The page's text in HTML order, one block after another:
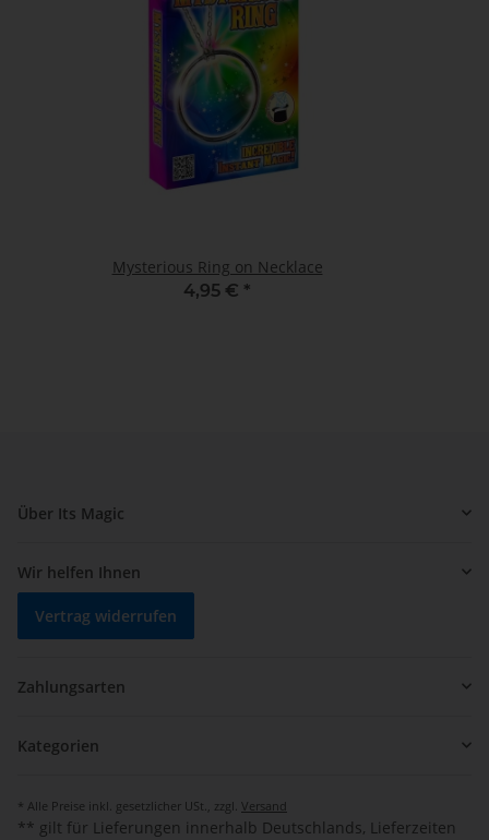
Mysterious Ring on Necklace
4,95 € *
Über Its Magic
Wir helfen Ihnen
Vertrag widerrufen
Zahlungsarten
Kategorien
* Alle Preise inkl. gesetzlicher USt., zzgl. Versand
** gilt für Lieferungen innerhalb Deutschlands, Lieferzeiten